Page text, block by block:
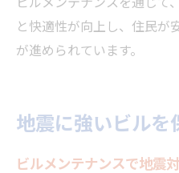
と快適性が向上し、住民が
が進められています。
地震に強いビルを
ビルメンテナンスで地震